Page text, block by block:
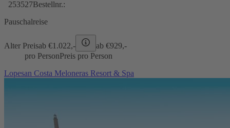
253527Bestellnr.:
Pauschalreise
Alter Preisab €1.022,- ab €929,-
pro PersonPreis pro Person
Lopesan Costa Meloneras Resort & Spa